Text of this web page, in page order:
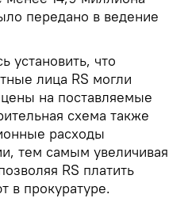
передано в ведение
установить, что
лица RS могли
на поставляемые
схема также
расходы
тем самым увеличивая
RS платить
в прокуратуре.